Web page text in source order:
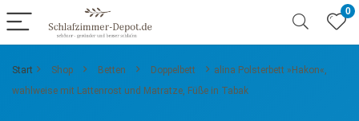
0
Start Shop Betten Doppelbett
alina Polsterbett »Hakon«,
wahlweise mit Lattenrost und Matratze, Füße in Tabak